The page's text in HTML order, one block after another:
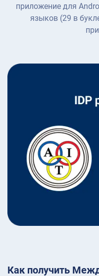
приложение для
языков (29 в
Как получить